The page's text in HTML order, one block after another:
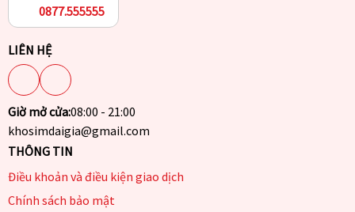
0877.555555
LIÊN HỆ
Giờ mở cửa:08:00 - 21:00
khosimdaigia@gmail.com
THÔNG TIN
Điều khoản và điều kiện giao dịch
Chính sách bảo mật